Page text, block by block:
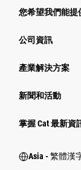
您希望我們能提
公司資訊
產業解決方案
新聞和活動
掌握 Cat 最新資
Asia - 繁體漢